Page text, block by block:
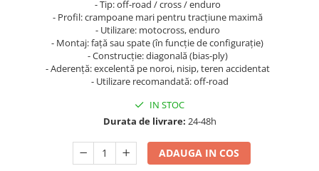
KuKirin M4 Max
KuKirin T3
Xiaomi Mi
Anvelope pneumatice
Anvelope solide
Camere de aer
- Tip: off-road / cross / enduro
- Profil: crampoane mari pentru tracțiune maximă
- Utilizare: motocross, enduro
- Montaj: față sau spate (în funcție de configurație)
- Construcție: diagonală (bias-ply)
- Aderență: excelentă pe noroi, nisip, teren accidentat
- Utilizare recomandată: off-road
IN STOC
Durata de livrare: 24-48h
ADAUGA IN COS